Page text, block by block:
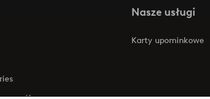
Nasze usługi
Karty upominkowe